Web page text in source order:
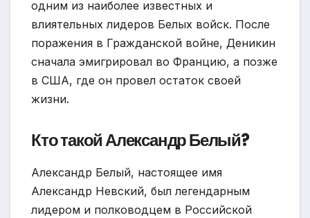
одним из наиболее известных и
влиятельных лидеров Белых войск. После
поражения в Гражданской войне, Деникин
сначала эмигрировал во Францию, а позже
в США, где он провел остаток своей
жизни.
Кто такой Александр Белый?
Александр Белый, настоящее имя
Александр Невский, был легендарным
лидером и полководцем в Российской